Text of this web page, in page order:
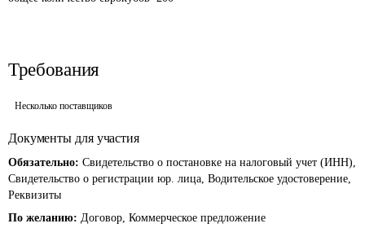
Требования
Несколько поставщиков
Документы для участия
Обязательно: Свидетельство о постановке на налоговый учет (ИНН),
Свидетельство о регистрации юр. лица, Водительское удостоверение,
Реквизиты
По желанию: Договор, Коммерческое предложение